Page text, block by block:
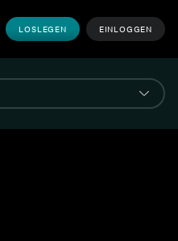
LOSLEGEN EINLOGGEN